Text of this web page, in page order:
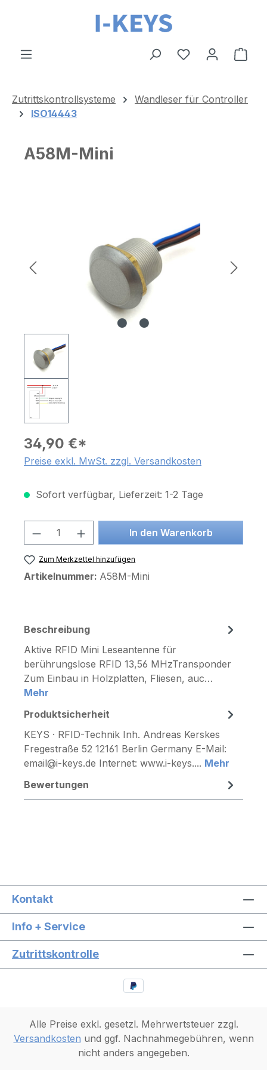
Zum Hauptinhalt springen
Zutrittskontrollsysteme
Wandleser für Controller
ISO14443
A58M-Mini
34,90 €*
Preise exkl. MwSt. zzgl. Versandkosten
Sofort verfügbar, Lieferzeit: 1-2 Tage
Produkt Anzahl: Gib den
In den Warenkorb
Zum Merkzettel hinzufügen
Artikelnummer: A58M-Mini
Beschreibung
Aktive RFID Mini Leseantenne für
berührungslose RFID 13,56 MHzTransponder
Zum Einbau in Holzplatten, Fliesen, auc…
Mehr
Produktsicherheit
KEYS · RFID-Technik Inh. Andreas Kerskes
Fregestraße 52 12161 Berlin Germany E-Mail:
email@i-keys.de Internet: www.i-keys.... Mehr
Bewertungen
Kontakt
Info + Service
Zutrittskontrolle
Alle Preise exkl. gesetzl. Mehrwertsteuer zzgl.
Versandkosten und ggf. Nachnahmegebühren, wenn
nicht anders angegeben.